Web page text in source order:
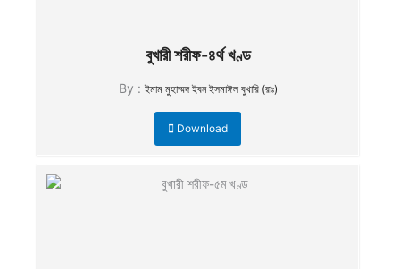
বুখারী শরীফ-৪র্থ খণ্ড
By : ইমাম মুহাম্মদ ইবন ইসমাঈল বুখারি (রাঃ)
Download